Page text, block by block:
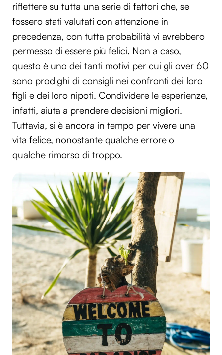
riflettere su tutta una serie di fattori che, se
fossero stati valutati con attenzione in
precedenza, con tutta probabilità vi avrebbero
permesso di essere più felici. Non a caso,
questo è uno dei tanti motivi per cui gli over 60
sono prodighi di consigli nei confronti dei loro
figli e dei loro nipoti. Condividere le esperienze,
infatti, aiuta a prendere decisioni migliori.
Tuttavia, si è ancora in tempo per vivere una
vita felice, nonostante qualche errore o
qualche rimorso di troppo.